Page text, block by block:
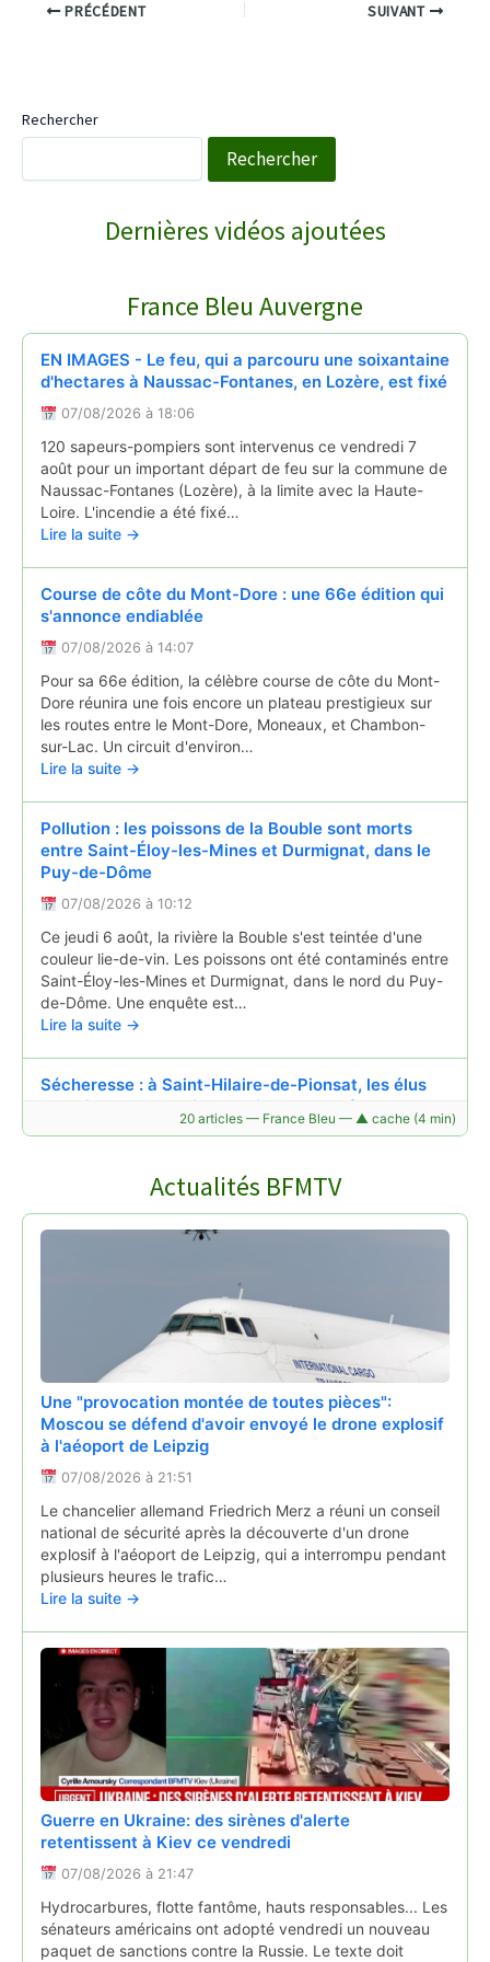
PRÉCÉDENT SUIVANT
Rechercher
Rechercher
Dernières vidéos ajoutées
France Bleu Auvergne
EN IMAGES - Le feu, qui a parcouru une soixantaine
d'hectares à Naussac-Fontanes, en Lozère, est fixé
07/08/2026 à 18:06
120 sapeurs-pompiers sont intervenus ce vendredi 7
août pour un important départ de feu sur la commune de
Naussac-Fontanes (Lozère), à la limite avec la Haute-
Loire. L'incendie a été fixé…
Lire la suite →
Course de côte du Mont-Dore : une 66e édition qui
s'annonce endiablée
07/08/2026 à 14:07
Pour sa 66e édition, la célèbre course de côte du Mont-
Dore réunira une fois encore un plateau prestigieux sur
les routes entre le Mont-Dore, Moneaux, et Chambon-
sur-Lac. Un circuit d'environ…
Lire la suite →
Pollution : les poissons de la Bouble sont morts
entre Saint-Éloy-les-Mines et Durmignat, dans le
Puy-de-Dôme
07/08/2026 à 10:12
Ce jeudi 6 août, la rivière la Bouble s'est teintée d'une
couleur lie-de-vin. Les poissons ont été contaminés entre
Saint-Éloy-les-Mines et Durmignat, dans le nord du Puy-
de-Dôme. Une enquête est…
Lire la suite →
Sécheresse : à Saint-Hilaire-de-Pionsat, les élus
surveillent chaque jour le niveau du château d'eau
07/08/2026 à 05:31
À Saint-Hilaire-de-Pionsat, dans les Combrailles (Puy-de-
Dôme), la sécheresse inquiète les habitants. Fin juin, la
commune a connu une première coupure d’eau après
une baisse importante du niveau du château d’eau…
Pont-du-Château : l'incendie est toujours en cours,
et c'est normal expliquent les pompiers du Puy-de-
Dôme
07/08/2026 à 05:19
Deux jours après, l'incendie est toujours en cours dans
une exploitation agricole du Pont-du-Château aux portes
de Clermont-Ferrand. Les pompiers expliquent pourquoi
et demandent de ne plus les solliciter.
Lire la suite →
Mots fléchés, mots croisés, 7 différences...
l'agence d'attractivité de l'Allier lance son premier
cahier de jeux
20 articles — France Bleu — ▲ cache (4 min)
Actualités BFMTV
Une "provocation montée de toutes pièces":
Moscou se défend d'avoir envoyé le drone explosif
à l'aéoport de Leipzig
07/08/2026 à 21:51
Le chancelier allemand Friedrich Merz a réuni un conseil
national de sécurité après la découverte d'un drone
explosif à l'aéoport de Leipzig, qui a interrompu pendant
plusieurs heures le trafic…
Lire la suite →
Guerre en Ukraine: des sirènes d'alerte
retentissent à Kiev ce vendredi
07/08/2026 à 21:47
Hydrocarbures, flotte fantôme, hauts responsables... Les
sénateurs américains ont adopté vendredi un nouveau
paquet de sanctions contre la Russie. Le texte doit